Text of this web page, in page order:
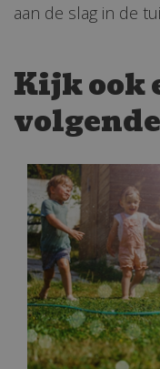
aan de slag in de
Kijk ook